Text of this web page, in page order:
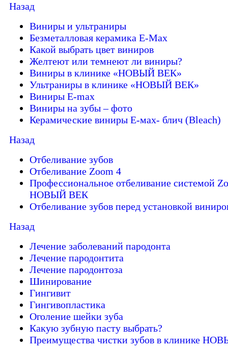
Назад
Виниры и ультраниры
Безметалловая керамика E-Max
Какой выбрать цвет виниров
Желтеют или темнеют ли виниры?
Виниры в клинике «НОВЫЙ ВЕК»
Ультраниры в клинике «НОВЫЙ ВЕК»
Виниры E-max
Виниры на зубы – фото
Керамические виниры E-мах- блич (Bleach)
Назад
Отбеливание зубов
Отбеливание Zoom 4
Профессиональное отбеливание системой
НОВЫЙ ВЕК
Отбеливание зубов перед установкой
Назад
Лечение заболеваний пародонта
Лечение пародонтита
Лечение пародонтоза
Шинирование
Гингивит
Гингивопластика
Оголение шейки зуба
Какую зубную пасту выбрать?
Преимущества чистки зубов в клинике